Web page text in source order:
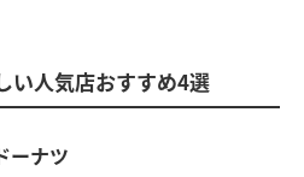
い人気店おすすめ4選
ーナツ